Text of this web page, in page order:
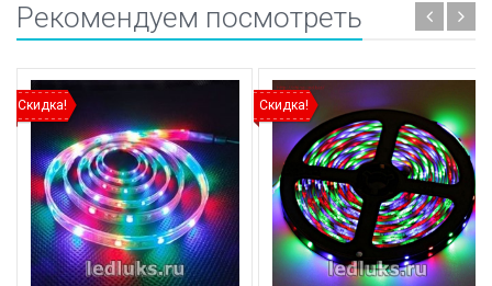
Рекомендуем посмотреть
Скидка! Скидка!